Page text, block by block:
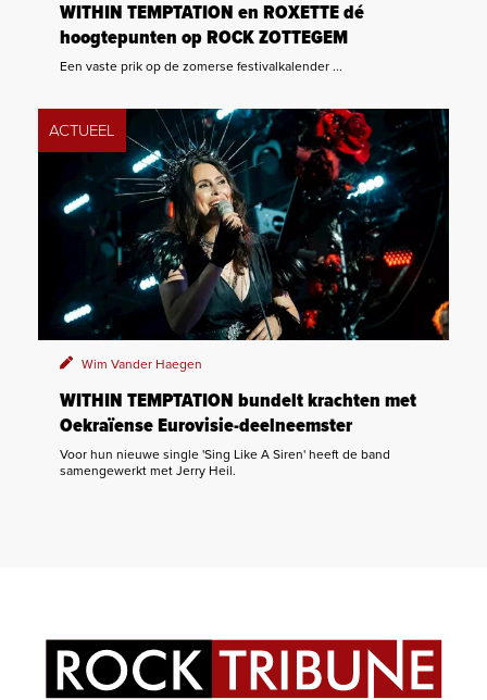
WITHIN TEMPTATION en ROXETTE dé
hoogtepunten op ROCK ZOTTEGEM
Een vaste prik op de zomerse festivalkalender ...
ACTUEEL
Wim Vander Haegen
WITHIN TEMPTATION bundelt krachten met
Oekraïense Eurovisie-deelneemster
Voor hun nieuwe single 'Sing Like A Siren' heeft de band
samengewerkt met Jerry Heil.